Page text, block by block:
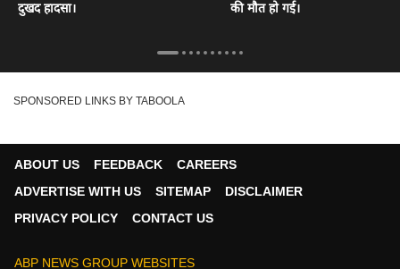
दुखद हादसा।
की मौत हो गई।
SPONSORED LINKS BY TABOOLA
ABOUT US FEEDBACK
CAREERS
ADVERTISE WITH US
SITEMAP
DISCLAIMER
PRIVACY POLICY
CONTACT US
ABP NEWS GROUP WEBSITES